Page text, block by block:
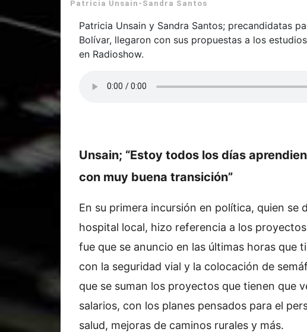
Patricia Unsain-Sandra Santos
Patricia Unsain y Sandra Santos; precandidatas
Bolívar, llegaron con sus propuestas a los
en Radioshow.
Unsain; “Estoy todos los días
con muy buena transición”
En su primera incursión en política, quien se
hospital local, hizo referencia a los
fue que se anuncio en las últimas horas que
con la seguridad vial y la colocación de
que se suman los proyectos que tienen que
salarios, con los planes pensados para el
salud, mejoras de caminos rurales y más.